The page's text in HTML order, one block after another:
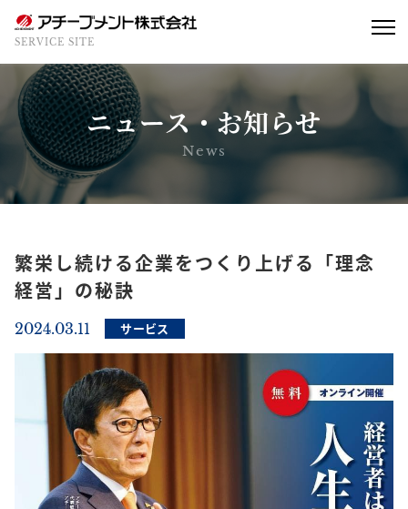
SERVICE SITE
ニュース・お知らせ
News
繁栄し続ける企業をつくり上げる「理念
経営」の秘訣
2024.03.11 サービス